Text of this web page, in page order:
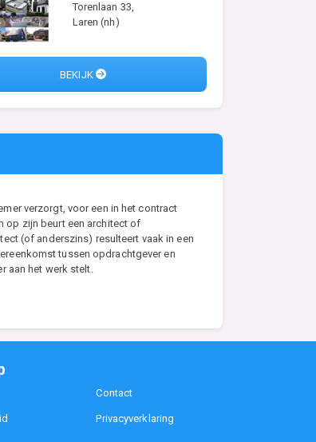
Torenlaan 33,
Laren (nh)
BEKIJK
verzorgt, voor een in het contract
op zijn beurt een architect of
(of anderszins) resulteert vaak in een
tussen opdrachtgever en
aan het werk stelt.
Contact
Privacyverklaring